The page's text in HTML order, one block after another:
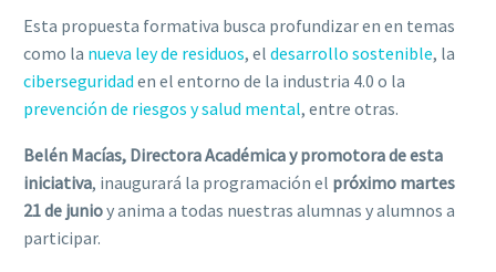
Esta propuesta formativa busca profundizar en en temas
como la nueva ley de residuos, el desarrollo sostenible, la
ciberseguridad en el entorno de la industria 4.0 o la
prevención de riesgos y salud mental, entre otras.
Belén Macías, Directora Académica y promotora de esta
iniciativa, inaugurará la programación el próximo martes
21 de junioy anima a todas nuestras alumnas y alumnos a
participar.